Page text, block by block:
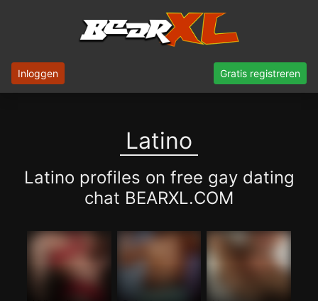
Inloggen Gratis registreren
Latino
Latino profiles on free gay dating
chat BEARXL.COM